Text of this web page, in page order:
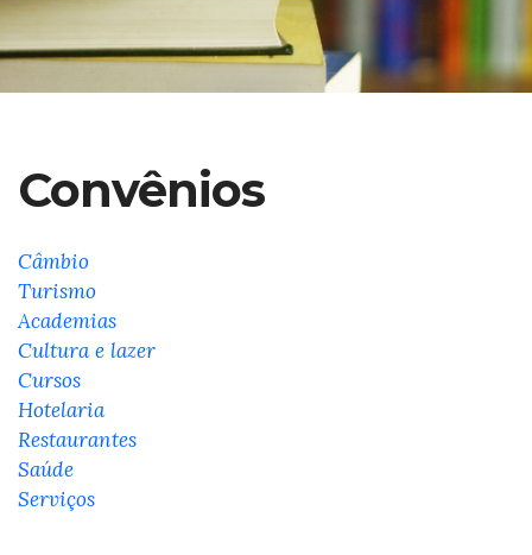
Convênios
Câmbio
Turismo
Academias
Cultura e lazer
Cursos
Hotelaria
Restaurantes
Saúde
Serviços